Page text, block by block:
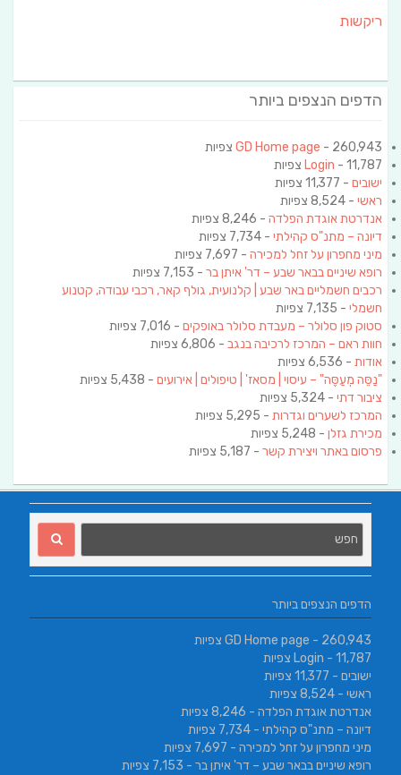
ריקשות
הדפים הנצפים ביותר
GD Home page - 260,943 צפיות
Login - 11,787 צפיות
ישובים - 11,377 צפיות
ראשי - 8,524 צפיות
אנדרטת אוגדת הפלדה - 8,246 צפיות
דיונה – מתנ"ס קהילתי - 7,734 צפיות
מיני מחפרון על זחל למכירה - 7,697 צפיות
רופא שיניים בבאר שבע – דר' איתן בר - 7,153 צפיות
רכבים חשמליים באר שבע | קלנועית, גולף קאר, רכבי עבודה, קטנוע
חשמלי - 7,135 צפיות
סטוק פון סלולר – מעבדת סלולר באופקים - 7,016 צפיות
חוות ראם – המרכז לרכיבה בנגב - 6,806 צפיות
אודות - 6,536 צפיות
"נַסֵּה מְעַסֶּה" – עיסוי | מסאז' | טיפולים | אירועים - 5,438 צפיות
ציבור דתי - 5,324 צפיות
המרכז לשערים וגדרות - 5,295 צפיות
מכירת גזלן - 5,248 צפיות
פרסום באתר ויצירת קשר - 5,187 צפיות
הדפים הנצפים ביותר
GD Home page - 260,943 צפיות
Login - 11,787 צפיות
ישובים - 11,377 צפיות
ראשי - 8,524 צפיות
אנדרטת אוגדת הפלדה - 8,246 צפיות
דיונה – מתנ"ס קהילתי - 7,734 צפיות
מיני מחפרון על זחל למכירה - 7,697 צפיות
רופא שיניים בבאר שבע – דר' איתן בר - 7,153 צפיות